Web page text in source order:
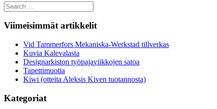
Search
for:
Viimeisimmät artikkelit
Vid Tammerfors Mekaniska-Werkstad tillverkas
Kuvia Kalevalasta
Designarkiston työpajaviikkojen satoa
Tapettimuotia
Kiwi (otteita Aleksis Kiven tuotannosta)
Kategoriat